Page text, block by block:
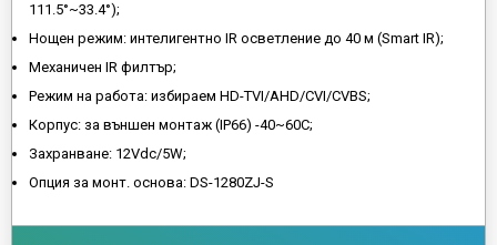
111.5°~33.4°);
Нощен режим: интелигентно IR осветление до 40 м (Smart IR);
Механичен IR филтър;
Режим на работа: избираем HD-TVI/AHD/CVI/CVBS;
Корпус: за външен монтаж (IP66) -40~60C;
Захранване: 12Vdc/5W;
Опция за монт. основа: DS-1280ZJ-S